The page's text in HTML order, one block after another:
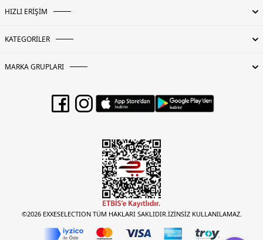
HIZLI ERİŞİM
KATEGORİLER
MARKA GRUPLARI
©2026 EXXESELECTION TÜM HAKLARI SAKLIDIR.İZİNSİZ KULLANILAMAZ.